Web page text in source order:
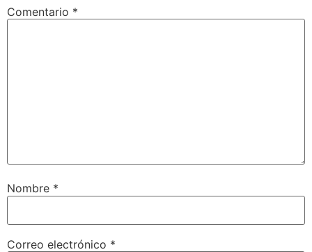
Comentario *
Nombre *
Correo electrónico *